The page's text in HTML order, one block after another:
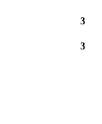
3
3